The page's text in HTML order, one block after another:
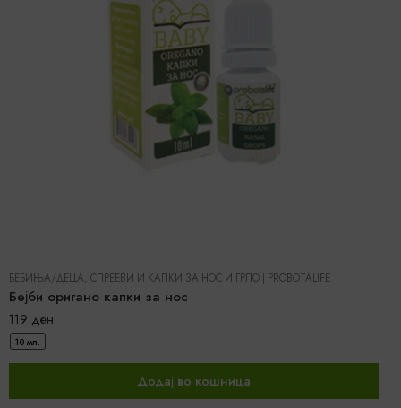
БЕБИЊА/ДЕЦА СПРЕЕВИ И КАПКИ ЗА НОС И ГРЛО PROBOTALIFE
Бејби оригано капки за нос
119 ден
10 мл.
Додај во кошница